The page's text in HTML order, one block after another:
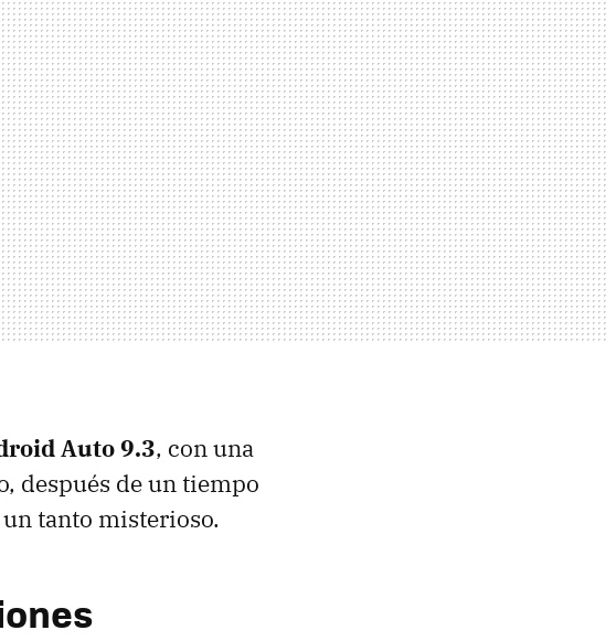
Auto 9.3, con una
después de un tiempo
tanto misterioso.